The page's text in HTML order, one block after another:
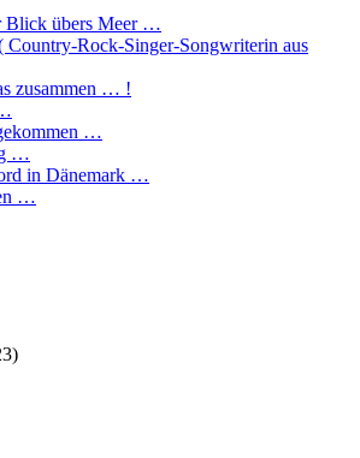
Blick übers Meer …
Country-Rock-Singer-Songwriterin aus
zusammen … !
…
…
in Dänemark …
…